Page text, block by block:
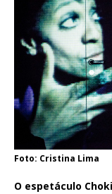
Foto: Cristina Lima
O espetáculo